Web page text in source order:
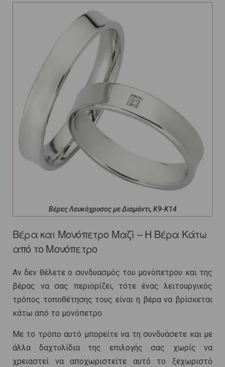
Βέρες Λευκόχρυσος με Διαμάντι, Κ9-Κ14
Βέρα και Μονόπετρο Μαζί – Η Βέρα Κάτω
από το Μονόπετρο
Αν δεν θέλετε ο συνδυασμός του μονόπετρου και της
βέρας να σας περιορίζει, τότε ένας λειτουργικός
τρόπος τοποθέτησης τους είναι η βέρα να βρίσκεται
κάτω από το μονόπετρο.
Με το τρόπο αυτό μπορείτε να τη συνδυάσετε και με
άλλα δαχτυλίδια της επιλογής σας χωρίς να
χρειαστεί να αποχωριστείτε αυτό το ξεχωριστό